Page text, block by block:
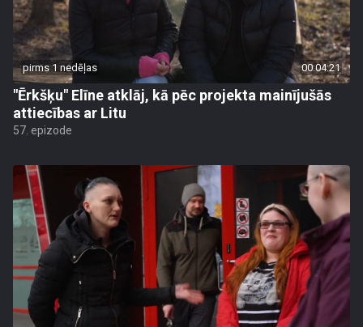
pirms 1 nedēļas 00:04:21
"Ērkšķu" Elīne atklāj, kā pēc projekta mainījušās
attiecības ar Litu
57. epizode